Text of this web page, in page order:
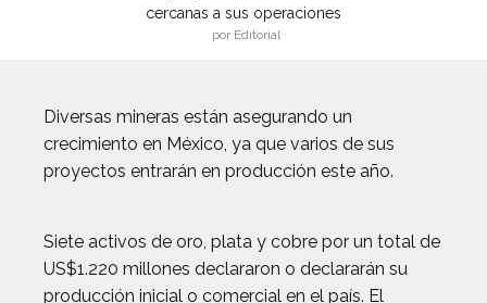
cercanas a sus operaciones
por Editorial
Diversas mineras están asegurando un
crecimiento en México, ya que varios de sus
proyectos entrarán en producción este año.
Siete activos de oro, plata y cobre por un total de
US$1.220 millones declararon o declararán su
producción inicial o comercial en el país. El